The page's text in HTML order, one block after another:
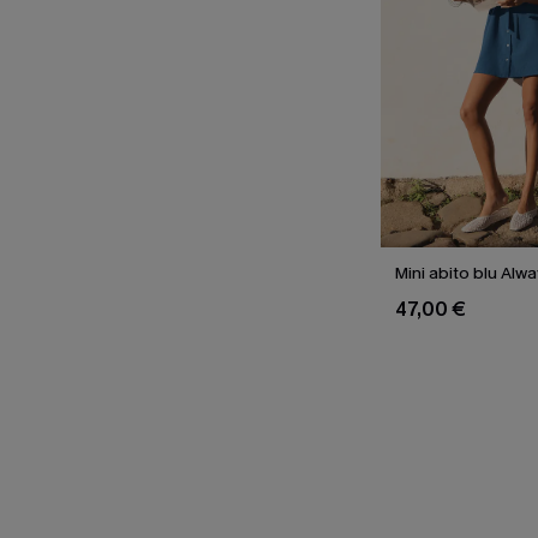
Mini abito blu
47,00 €